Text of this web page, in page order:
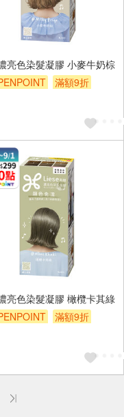
亮色染髮凝膠 小麥牛奶棕
滿額9折
亮色染髮凝膠 橄欖卡其綠
滿額9折